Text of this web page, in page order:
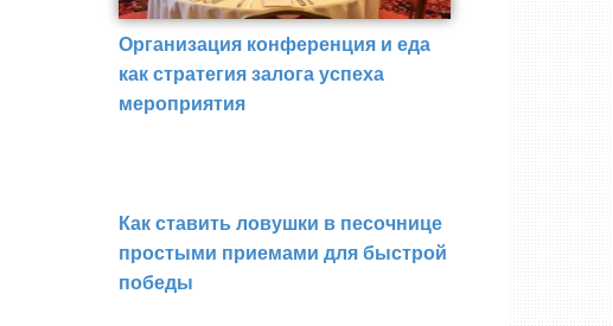
Организация конференция и еда
как стратегия залога успеха
мероприятия
Как ставить ловушки в песочнице
простыми приемами для быстрой
победы